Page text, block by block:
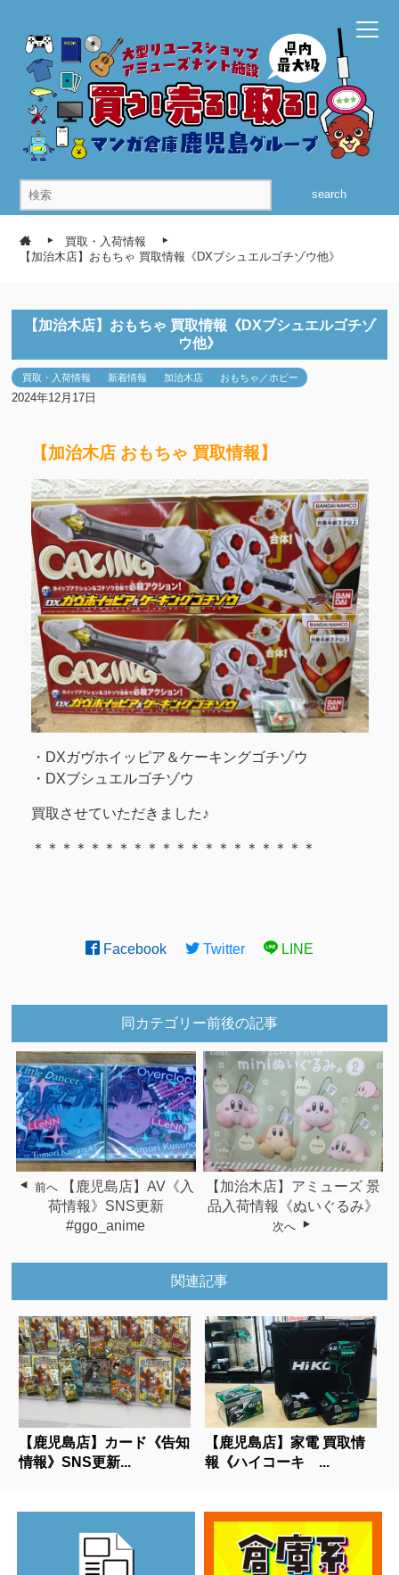
search
買取・入荷情報
【加治木店】おもちゃ 買取情報《DXブシュエルゴチゾウ他》
【加治木店】おもちゃ 買取情報《DXブシュエルゴチゾ
ウ他》
買取・入荷情報 新着情報 加治木店 おもちゃ／ホビー
2024年12月17日
【加治木店 おもちゃ 買取情報】
・DXガヴホイッピア＆ケーキングゴチゾウ
・DXブシュエルゴチゾウ
買取させていただきました♪
＊＊＊＊＊＊＊＊＊＊＊＊＊＊＊＊＊＊＊＊
Facebook Twitter LINE
同カテゴリー前後の記事
前へ
【鹿児島店】AV《入
荷情報》SNS更新
#ggo_anime
【加治木店】アミューズ 景
品入荷情報《ぬいぐるみ》
次へ
関連記事
【鹿児島店】カード《告知
情報》SNS更新...
【鹿児島店】家電 買取情
報《ハイコーキ ...